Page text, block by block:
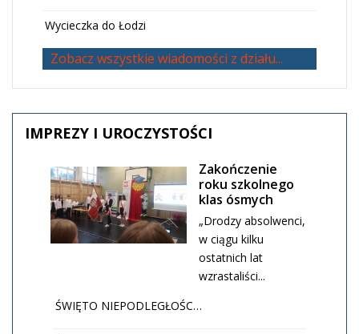
Wycieczka do Łodzi
Zobacz wszystkie wiadomości z działu...
IMPREZY I UROCZYSTOŚCI
Zakończenie
roku szkolnego
klas ósmych
„Drodzy absolwenci,
w ciągu kilku
ostatnich lat
wzrastaliści...
ŚWIĘTO NIEPODLEGŁOŚC…